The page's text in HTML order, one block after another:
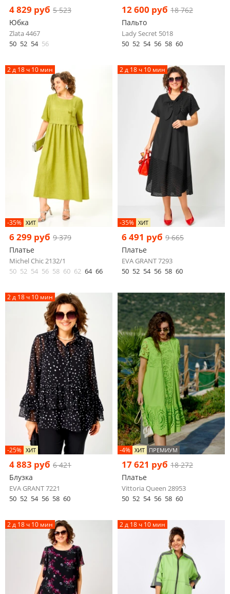
4 829 руб 5 523
Юбка
Zlata 4467
50 52 54 56
12 600 руб 18 762
Пальто
Lady Secret 5018
50 52 54 56 58 60
2 д 18 ч 10 мин
-35% ХИТ
6 299 руб 9 379
Платье
Michel Chic 2132/1
50 52 54 56 58 60 62 64 66
2 д 18 ч 10 мин
-35% ХИТ
6 491 руб 9 665
Платье
EVA GRANT 7293
50 52 54 56 58 60
2 д 18 ч 10 мин
-25% ХИТ
4 883 руб 6 421
Блузка
EVA GRANT 7221
50 52 54 56 58 60
-4% ХИТ ПРЕМИУМ
17 621 руб 18 272
Платье
Vittoria Queen 28953
50 52 54 56 58 60
2 д 18 ч 10 мин 2 д 18 ч 10 мин